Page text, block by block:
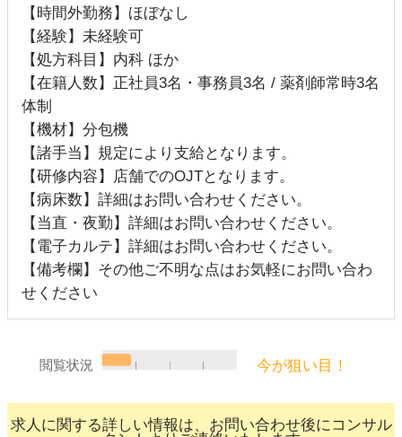
【時間外勤務】ほぼなし
【経験】未経験可
【処方科目】内科 ほか
【在籍人数】正社員3名・事務員3名 / 薬剤師常時3名
体制
【機材】分包機
【諸手当】規定により支給となります。
【研修内容】店舗でのOJTとなります。
【病床数】詳細はお問い合わせください。
【当直・夜勤】詳細はお問い合わせください。
【電子カルテ】詳細はお問い合わせください。
【備考欄】その他ご不明な点はお気軽にお問い合わ
せください
閲覧状況 今が狙い目！
求人に関する詳しい情報は、お問い合わせ後にコンサル